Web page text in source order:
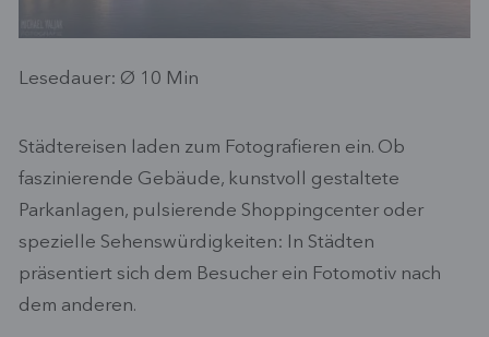
Lesedauer: Ø 10 Min
Städtereisen laden zum Fotografieren ein. Ob
faszinierende Gebäude, kunstvoll gestaltete
Parkanlagen, pulsierende Shoppingcenter oder
spezielle Sehenswürdigkeiten: In Städten
präsentiert sich dem Besucher ein Fotomotiv nach
dem anderen.